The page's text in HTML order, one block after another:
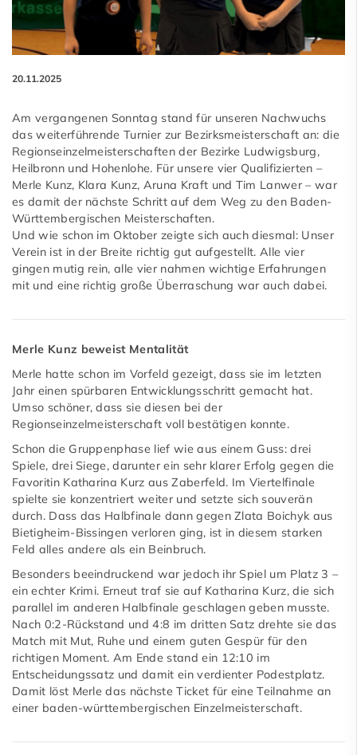
20.11.2025
Am vergangenen Sonntag stand für unseren Nachwuchs
das weiterführende Turnier zur Bezirksmeisterschaft an: die
Regionseinzelmeisterschaften der Bezirke Ludwigsburg,
Heilbronn und Hohenlohe. Für unsere vier Qualifizierten –
Merle Kunz, Klara Kunz, Aruna Kraft und Tim Lanwer – war
es damit der nächste Schritt auf dem Weg zu den Baden-
Württembergischen Meisterschaften.
Und wie schon im Oktober zeigte sich auch diesmal: Unser
Verein ist in der Breite richtig gut aufgestellt. Alle vier
gingen mutig rein, alle vier nahmen wichtige Erfahrungen
mit und eine richtig große Überraschung war auch dabei.
Merle Kunz beweist Mentalität
Merle hatte schon im Vorfeld gezeigt, dass sie im letzten
Jahr einen spürbaren Entwicklungsschritt gemacht hat.
Umso schöner, dass sie diesen bei der
Regionseinzelmeisterschaft voll bestätigen konnte.
Schon die Gruppenphase lief wie aus einem Guss: drei
Spiele, drei Siege, darunter ein sehr klarer Erfolg gegen die
Favoritin Katharina Kurz aus Zaberfeld. Im Viertelfinale
spielte sie konzentriert weiter und setzte sich souverän
durch. Dass das Halbfinale dann gegen Zlata Boichyk aus
Bietigheim-Bissingen verloren ging, ist in diesem starken
Feld alles andere als ein Beinbruch.
Besonders beeindruckend war jedoch ihr Spiel um Platz 3 –
ein echter Krimi. Erneut traf sie auf Katharina Kurz, die sich
parallel im anderen Halbfinale geschlagen geben musste.
Nach 0:2-Rückstand und 4:8 im dritten Satz drehte sie das
Match mit Mut, Ruhe und einem guten Gespür für den
richtigen Moment. Am Ende stand ein 12:10 im
Entscheidungssatz und damit ein verdienter Podestplatz.
Damit löst Merle das nächste Ticket für eine Teilnahme an
einer baden-württembergischen Einzelmeisterschaft.